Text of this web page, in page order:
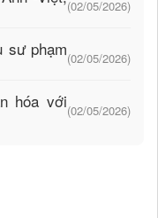
(02/05/2026)
sư phạm(02/05/2026)
hóa với(02/05/2026)